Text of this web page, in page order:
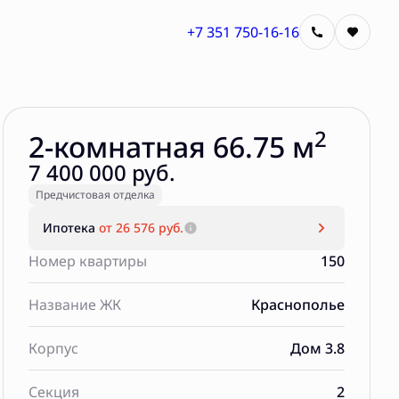
+7 351 750-16-16
Забронировать
2-комнатная 66.75 м2
7 400 000 руб.
Предчистовая отделка
Ипотека от 26 576 руб.
Номер квартиры 150
Название ЖК Краснополье
Корпус Дом 3.8
Секция 2